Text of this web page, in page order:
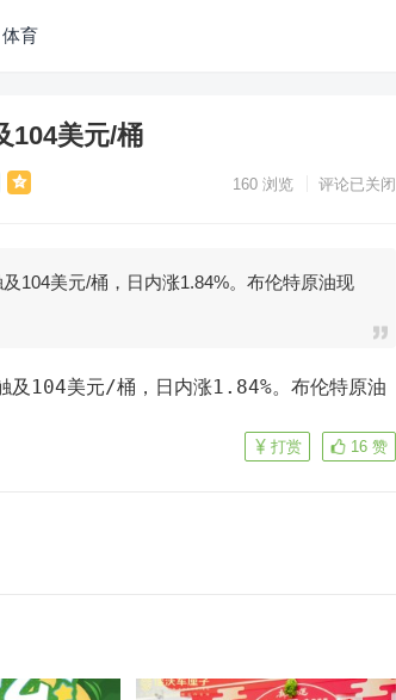
体育
104美元/桶
160 浏览 评论已关闭
104美元/桶，日内涨1.84%。布伦特原油现
16 赞
打赏